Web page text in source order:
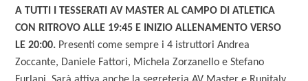
A TUTTI I TESSERATI AV MASTER AL CAMPO DI ATLETICA
CON RITROVO ALLE 19:45 E INIZIO ALLENAMENTO VERSO
LE 20:00. Presenti come sempre i 4 istruttori Andrea
Zoccante, Daniele Fattori, Michela Zorzanello e Stefano